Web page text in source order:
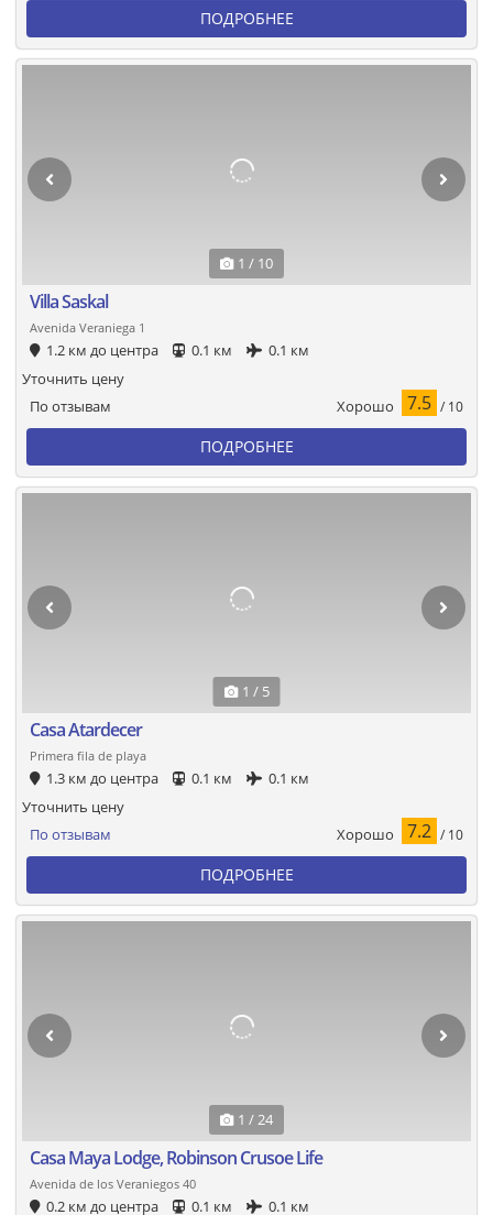
ПОДРОБНЕЕ
1 / 10
Villa Saskal
Avenida Veraniega 1
1.2 км до центра 0.1 км 0.1 км
По отзывам Хорошо 7.5 / 10
Уточнить цену
ПОДРОБНЕЕ
1 / 5
Casa Atardecer
Primera fila de playa
1.3 км до центра 0.1 км 0.1 км
По отзывам Хорошо 7.2 / 10
Уточнить цену
ПОДРОБНЕЕ
1 / 24
Casa Maya Lodge, Robinson Crusoe Life
Avenida de los Veraniegos 40
0.2 км до центра 0.1 км 0.1 км